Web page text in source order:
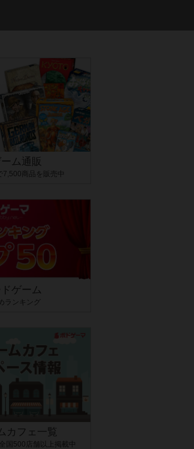
ム通販
7,500商品を販売中
ゲーム
ランキング
カフェ一覧
国500店舗以上掲載中